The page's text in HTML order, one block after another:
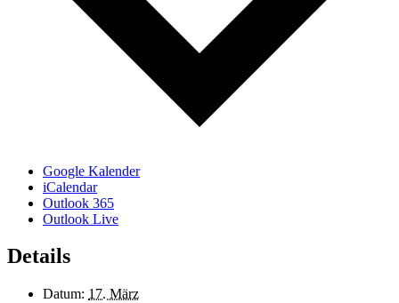
Google Kalender
iCalendar
Outlook 365
Outlook Live
Details
Datum: 17. März